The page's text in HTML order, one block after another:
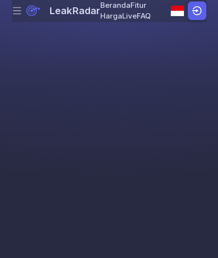
Skip to content
Menu LeakRadarBerandaFitur
HargaLiveFAQ